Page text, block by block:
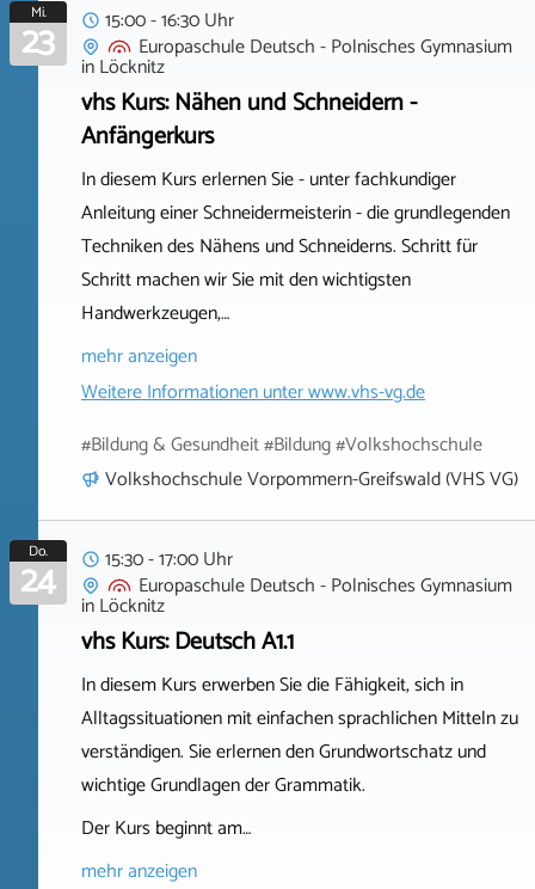
Mi.
23
15:00 - 16:30 Uhr
Europaschule Deutsch - Polnisches Gymnasium
inLöcknitz
vhs Kurs: Nähen und Schneidern -
Anfängerkurs
In diesem Kurs erlernen Sie - unter fachkundiger
Anleitung einer Schneidermeisterin - die grundlegenden
Techniken des Nähens und Schneiderns. Schritt für
Schritt machen wir Sie mit den wichtigsten
Handwerkzeugen,…
mehr anzeigen
Weitere Informationen unterwww.vhs-vg.de
#Bildung & Gesundheit #Bildung #Volkshochschule
Volkshochschule Vorpommern-Greifswald (VHS VG)
Do.
24
15:30 - 17:00 Uhr
Europaschule Deutsch - Polnisches Gymnasium
inLöcknitz
vhs Kurs: Deutsch A1.1
In diesem Kurs erwerben Sie die Fähigkeit, sich in
Alltagssituationen mit einfachen sprachlichen Mitteln zu
verständigen. Sie erlernen den Grundwortschatz und
wichtige Grundlagen der Grammatik.
Der Kurs beginnt am…
mehr anzeigen